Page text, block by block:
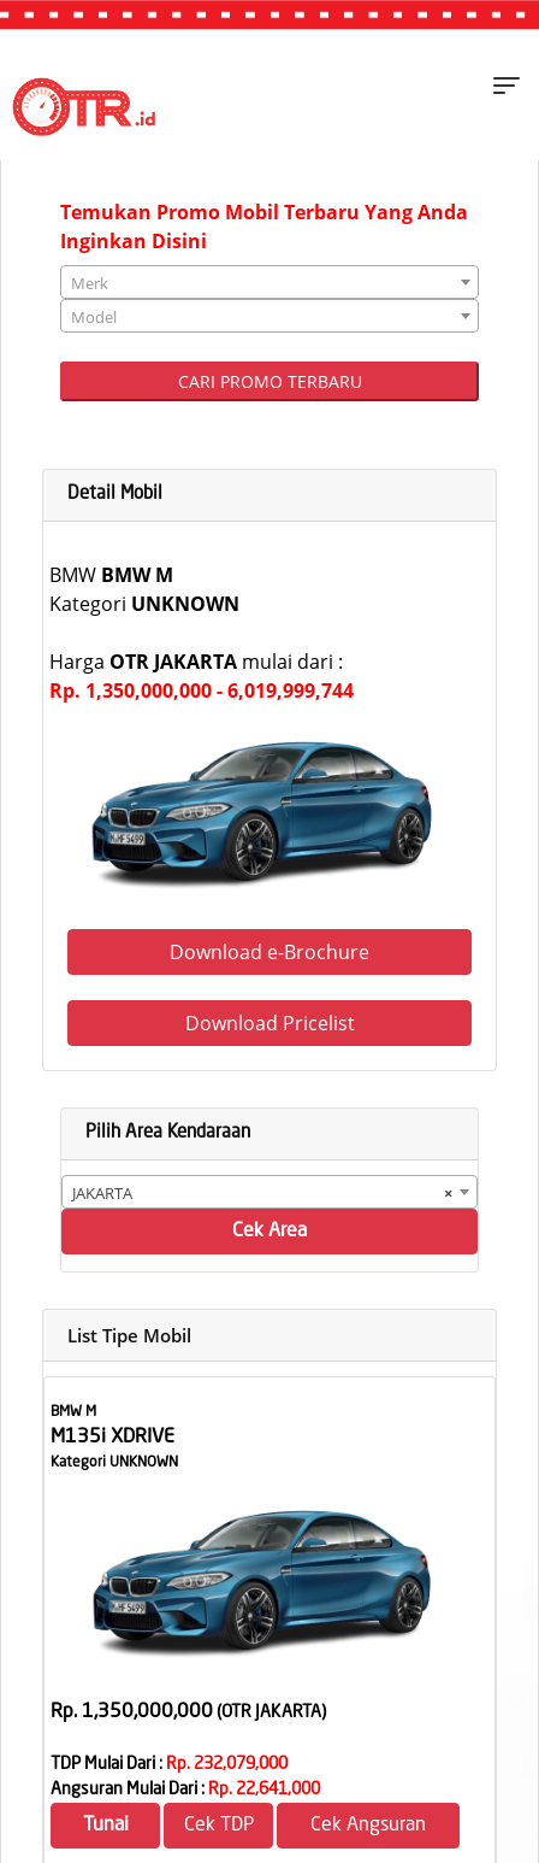
"JAKARTA"
Temukan Promo Mobil Terbaru Yang Anda
Inginkan Disini
Merk
Model
CARI PROMO TERBARU
Detail Mobil
BMW BMW M
Kategori UNKNOWN
Harga OTR JAKARTA mulai dari :
Rp. 1,350,000,000 - 6,019,999,744
Download e-Brochure
Download Pricelist
Pilih Area Kendaraan
×
JAKARTA
Cek Area
List Tipe Mobil
BMW M
M135i XDRIVE
Kategori UNKNOWN
Rp. 1,350,000,000 (OTR JAKARTA)
TDP Mulai Dari : Rp. 232,079,000
Angsuran Mulai Dari : Rp. 22,641,000
Tunai Cek TDP Cek Angsuran